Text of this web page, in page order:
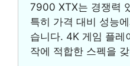
7900 XTX는 경쟁력
특히 가격 대비 성능
습니다. 4K 게임 플레
작에 적합한 스펙을